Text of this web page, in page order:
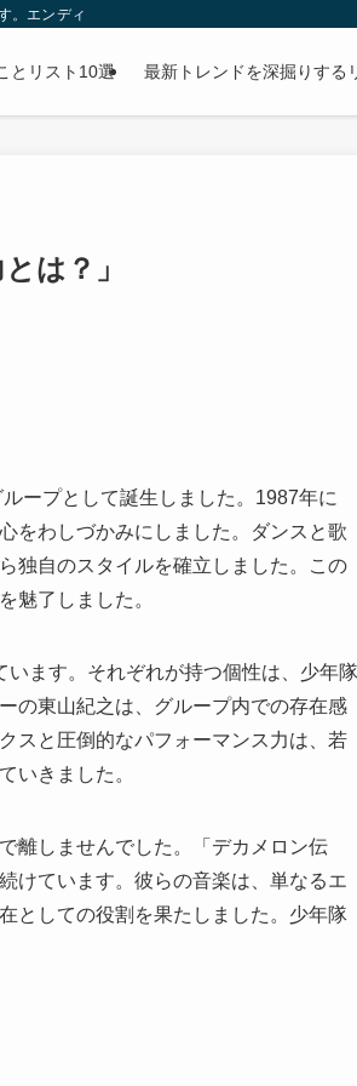
エンディングノートの書き方から財産整理まで
とリスト10選 最新トレンドを深掘りする
は？」
ープとして誕生しました。1987年に
をわしづかみにしました。ダンスと歌
独自のスタイルを確立しました。この
魅了しました。
ます。それぞれが持つ個性は、少年隊
の東山紀之は、グループ内での存在感
スと圧倒的なパフォーマンス力は、若
いきました。
離しませんでした。「デカメロン伝
けています。彼らの音楽は、単なるエ
としての役割を果たしました。少年隊